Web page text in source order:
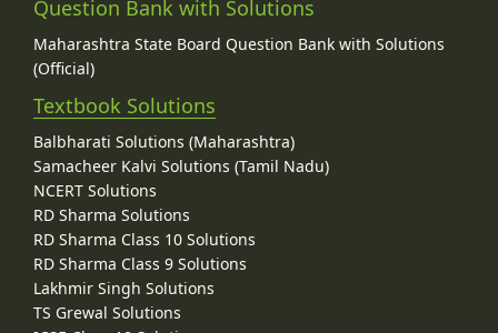
Question Bank with Solutions
Maharashtra State Board Question Bank with Solutions
(Official)
Textbook Solutions
Balbharati Solutions (Maharashtra)
Samacheer Kalvi Solutions (Tamil Nadu)
NCERT Solutions
RD Sharma Solutions
RD Sharma Class 10 Solutions
RD Sharma Class 9 Solutions
Lakhmir Singh Solutions
TS Grewal Solutions